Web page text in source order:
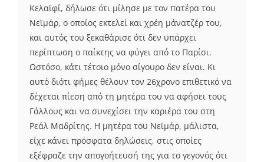
Κελαϊφί, δήλωσε ότι μίλησε με τον πατέρα του
Νεϊμάρ, ο οποίος εκτελεί και χρέη μάνατζέρ του,
και αυτός του ξεκαθάρισε ότι δεν υπάρχει
περίπτωση ο παίκτης να φύγει από το Παρίσι.
Ωστόσο, κάτι τέτοιο μόνο σίγουρο δεν είναι. Κι
αυτό διότι φήμες θέλουν τον 26χρονο επιθετικό να
δέχεται πίεση από τη μητέρα του να αφήσει τους
Γάλλους και να συνεχίσει την καριέρα του στη
Ρεάλ Μαδρίτης. Η μητέρα του Νεϊμάρ, μάλιστα,
είχε κάνει πρόσφατα δηλώσεις, στις οποίες
εξέφραζε την απογοήτευσή της για το γεγονός ότι